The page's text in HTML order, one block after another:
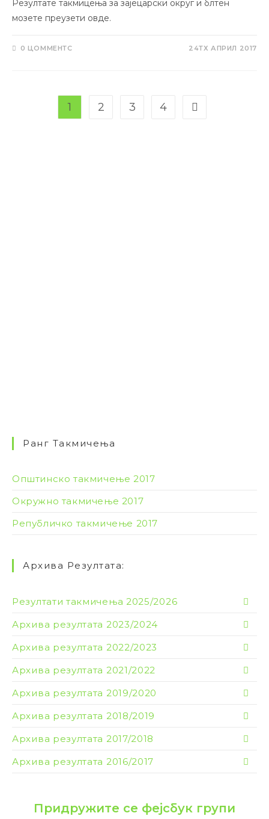
Резултате такмицења за зајецарски округ и блтен
мозете преузети овде.
0 ЦОММЕНТС 24ТХ АПРИЛ 2017
1 2 3 4
Ранг Такмичења
Општинско такмичење 2017
Окружно такмичење 2017
Републичко такмичење 2017
Архива Резултата:
Резултати такмичења 2025/2026
Архива резултата 2023/2024
Архива резултата 2022/2023
Архива резултата 2021/2022
Архива резултата 2019/2020
Архива резултата 2018/2019
Архива резултата 2017/2018
Архива резултата 2016/2017
Придружите се фејсбук групи